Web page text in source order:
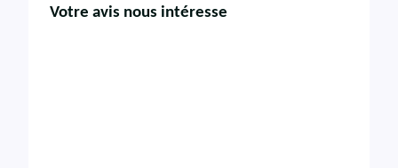
Votre avis nous intéresse